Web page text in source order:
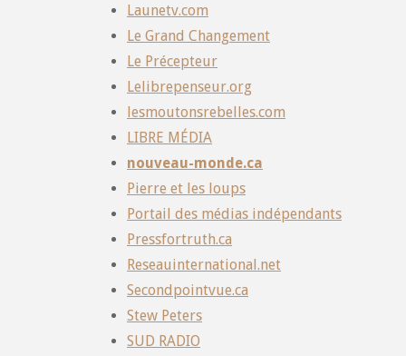
Launetv.com
Le Grand Changement
Le Précepteur
Lelibrepenseur.org
lesmoutonsrebelles.com
LIBRE MÉDIA
nouveau-monde.ca
Pierre et les loups
Portail des médias indépendants
Pressfortruth.ca
Reseauinternational.net
Secondpointvue.ca
Stew Peters
SUD RADIO